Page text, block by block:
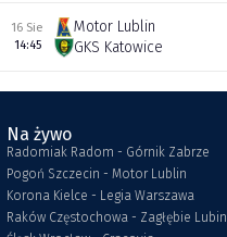
16 Sie
14:45
Motor Lublin
GKS Katowice
Na żywo
Radomiak Radom - Górnik Zabrze
Pogoń Szczecin - Motor Lublin
Korona Kielce - Legia Warszawa
Raków Częstochowa - Zagłębie Lubin